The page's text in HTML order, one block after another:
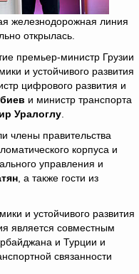
железнодорожная линия
открылась.
премьер-министр Грузии
и устойчивого развития
цифрового развития и
и министр транспорта
Уралоглу
члены правительства
корпуса и
управления и
, а также гости из
и устойчивого развития
является совместным
и Турции и
связанности